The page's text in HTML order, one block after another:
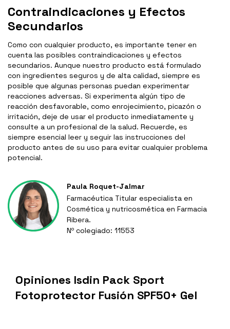
Contraindicaciones y Efectos
Secundarios
Como con cualquier producto, es importante tener en
cuenta las posibles contraindicaciones y efectos
secundarios. Aunque nuestro producto está formulado
con ingredientes seguros y de alta calidad, siempre es
posible que algunas personas puedan experimentar
reacciones adversas. Si experimenta algún tipo de
reacción desfavorable, como enrojecimiento, picazón o
irritación, deje de usar el producto inmediatamente y
consulte a un profesional de la salud. Recuerde, es
siempre esencial leer y seguir las instrucciones del
producto antes de su uso para evitar cualquier problema
potencial.
Paula Roquet-Jalmar
Farmacéutica Titular especialista en
Cosmética y nutricosmética en Farmacia
Ribera.
Nº colegiado: 11553
Opiniones Isdin Pack Sport
Fotoprotector Fusión SPF50+ Gel